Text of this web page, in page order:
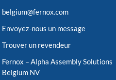
belgium@fernox.com
Envoyez-nous un message
Trouver un revendeur
Fernox – Alpha Assembly Solutions
Belgium NV